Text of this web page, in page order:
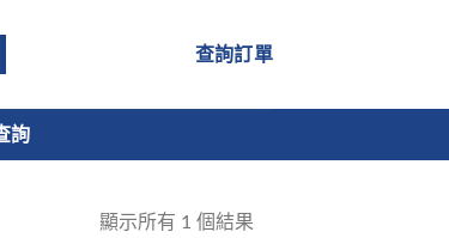
查詢訂單
詢
顯示所有 1 個結果